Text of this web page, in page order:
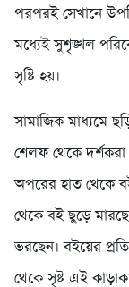
পরপরই সেখানে
মধ্যেই সুশৃঙ্খল
সৃষ্টি হয়।
সামাজিক মাধ্যমে
শেলফ থেকে দর্শকরা
অপরের হাত থেকে
থেকে বই ছুড়ে
ভরছেন। বইয়ের
থেকে সৃষ্ট এই